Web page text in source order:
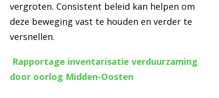
vergroten. Consistent beleid kan helpen om
deze beweging vast te houden en verder te
versnellen.
Rapportage inventarisatie verduurzaming
door oorlog Midden-Oosten